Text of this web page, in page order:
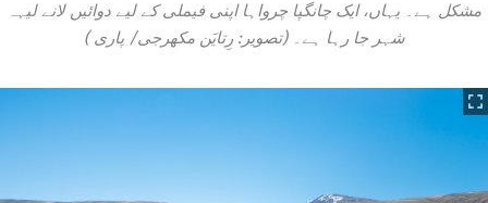
مشکل ہے۔ یہاں، ایک چانگپا چرواہا اپنی فیملی کے لیے دوائیں لانے لیہہ
شہر جا رہا ہے۔ (تصویر: رِتایَن مکھرجی/پاری)